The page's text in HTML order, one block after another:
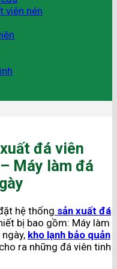
viên nén
đá viên
Máy làm đá
hệ thống sản xuất đá
bị bao gồm: Máy làm
kho lạnh bảo quản
ra những đá viên tinh